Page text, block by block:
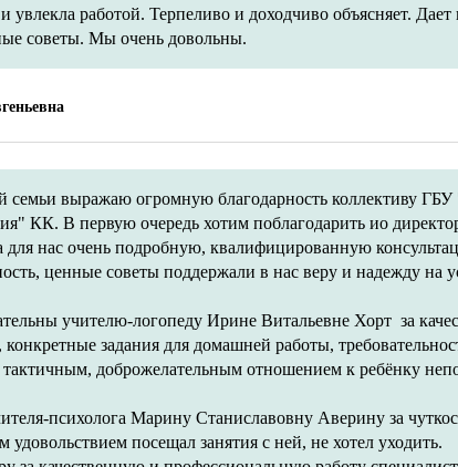
и увлекла работой. Терпеливо и доходчиво объясняет.
советы. Мы очень довольны.
выражаю огромную благодарность коллективу
КК. В первую очередь хотим поблагодарить ио
для нас очень подробную, квалифицированную
ценные советы поддержали в нас веру и надежду на
учителю-логопеду Ирине Витальевне Хорт за
конкретные задания для домашней работы,
тактичным, доброжелательным отношением к ребёнку
психолога Марину Станиславовну Аверину за
посещал занятия с ней, не хотел уходить.